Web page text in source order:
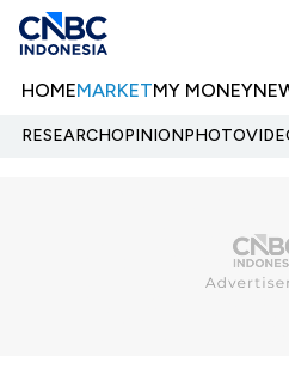
HOMEMARKETMY MONEY
RESEARCHOPINIONPHOTO